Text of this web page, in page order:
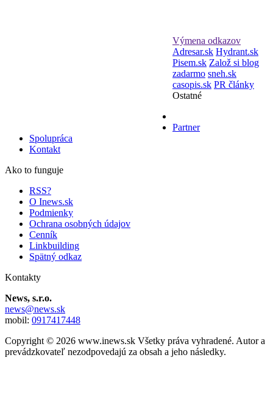
Výmena odkazov
Adresar.sk Hydrant.sk
Pisem.sk Založ si blog
zadarmo sneh.sk
casopis.sk PR články
Ostatné
Partner
Spolupráca
Kontakt
Ako to funguje
RSS?
O Inews.sk
Podmienky
Ochrana osobných údajov
Cenník
Linkbuilding
Spätný odkaz
Kontakty
News, s.r.o.
news@news.sk
mobil: 0917417448
Copyright © 2026 www.inews.sk Všetky práva vyhradené. Autor a
prevádzkovateľ nezodpovedajú za obsah a jeho následky.